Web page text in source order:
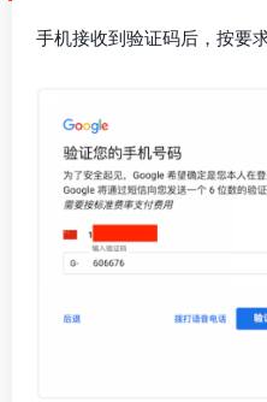
手机接收到验证码后，按要